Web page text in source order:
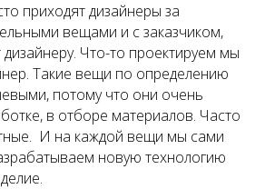
приходят дизайнеры за
вещами и с заказчиком,
Что-то проектируем мы
Такие вещи по определению
потому что они очень
в отборе материалов. Часто
И на каждой вещи мы сами
новую технологию